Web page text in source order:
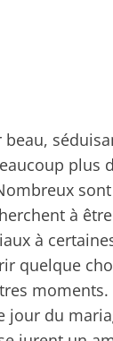
beau,
plus
à être
à
quelque
jour du